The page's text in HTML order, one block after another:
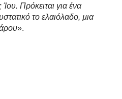
Πρόκειται για ένα
το ελαιόλαδο, µια
».